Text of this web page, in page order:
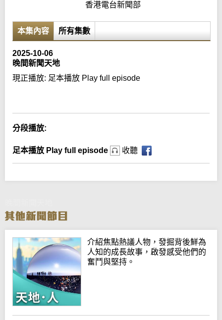
香港電台新聞部
本集內容 所有集數
2025-10-06
晚間新聞天地
現正播放: 足本播放 Play full episode
分段播放:
足本播放 Play full episode 收聽
介紹焦點熱議人物，發掘背後鮮為
人知的成長故事，啟發感受他們的
奮鬥與堅持。